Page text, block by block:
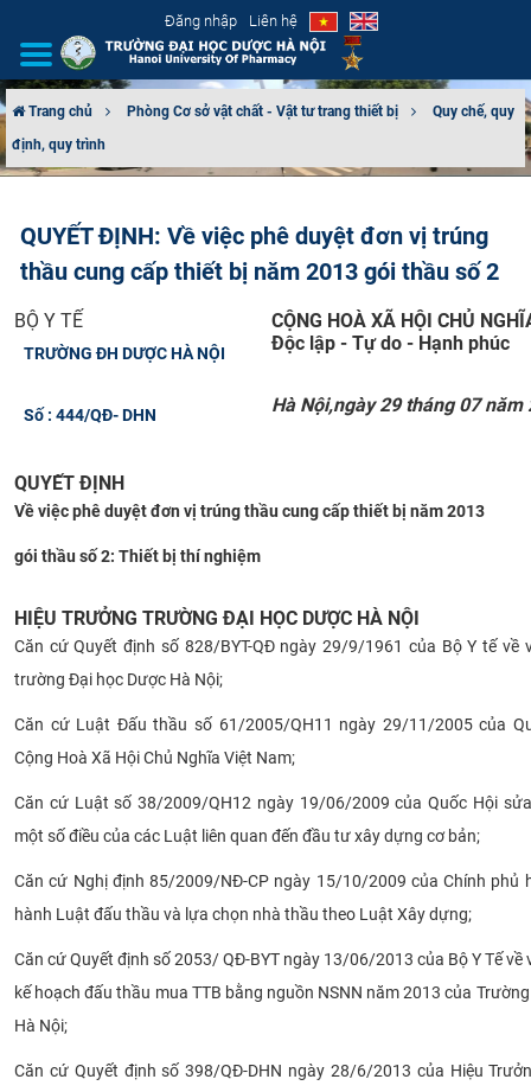
Đăng nhập Liên hệ
GIỚI THIỆU
TUYỂN SINH
ĐÀO TẠO
HTQT
CỰU NGƯỜI HỌC
Trang chủ Phòng Cơ sở vật chất - Vật tư trang thiết bị
Quy chế, quy
định, quy trình
QUYẾT ĐỊNH: Về việc phê duyệt đơn vị trúng
thầu cung cấp thiết bị năm 2013 gói thầu số 2
BỘ Y TẾ
TRƯỜNG ĐH DƯỢC HÀ NỘI
CỘNG HOÀ XÃ HỘI CHỦ
Độc lập - Tự do - Hạnh phúc
Số : 444/QĐ- DHN​ Hà Nội,ngày 29 tháng 07 năm
QUYẾT ĐỊNH
Về việc phê duyệt đơn vị trúng thầu cung cấp thiết bị năm 2013
gói thầu số 2: Thiết bị thí nghiệm
HIỆU TRƯỞNG TRƯỜNG ĐẠI HỌC DƯỢC HÀ NỘI
Căn cứ Quyết định số 828/BYT-QĐ ngày 29/9/1961 của Bộ Y tế về
trường Đại học Dược Hà Nội;
Căn cứ Luật Đấu thầu số 61/2005/QH11 ngày 29/11/2005 của
Cộng Hoà Xã Hội Chủ Nghĩa Việt Nam;
Căn cứ Luật số 38/2009/QH12 ngày 19/06/2009 của Quốc Hội
một số điều của các Luật liên quan đến đầu tư xây dựng cơ bản;
Căn cứ Nghị định 85/2009/NĐ-CP ngày 15/10/2009 của Chính phủ
hành Luật đấu thầu và lựa chọn nhà thầu theo Luật Xây dựng;
Căn cứ Quyết định số 2053/ QĐ-BYT ngày 13/06/2013 của Bộ Y Tế về
kế hoạch đấu thầu mua TTB bằng nguồn NSNN năm 2013 của
Hà Nội;
Căn cứ Quyết định số398/QĐ-DHN ngày 28/6/2013 của Hiệu